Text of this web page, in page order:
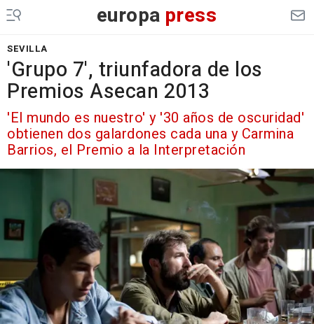
europa press
SEVILLA
'Grupo 7', triunfadora de los
Premios Asecan 2013
'El mundo es nuestro' y '30 años de oscuridad'
obtienen dos galardones cada una y Carmina
Barrios, el Premio a la Interpretación